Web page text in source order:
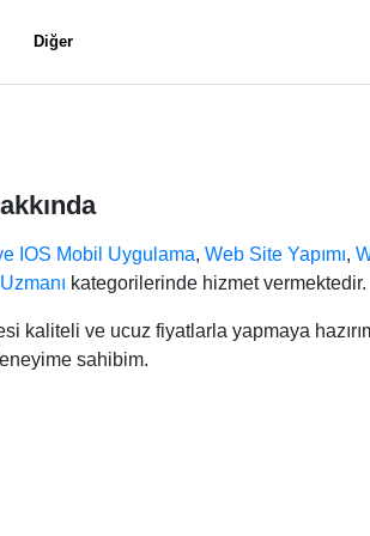
Diğer
IOS Mobil Uygulama, Web Site Yapımı,
kategorilerinde hizmet vermektedir.
kaliteli ve ucuz fiyatlarla yapmaya
sahibim.